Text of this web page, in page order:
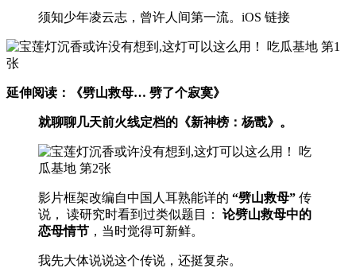
须知少年凌云志，曾许人间第一流。iOS 链接
延伸阅读：《劈山救母… 劈了个寂寞》
就聊聊几天前火线定档的《新神榜：杨戬》。
影片框架改编自中国人耳熟能详的 “劈山救母” 传
说， 读研究时看到过类似题目：
论劈山救母中的
恋母情节 ，当时觉得可新鲜。
我先大体说说这个传说，还挺复杂。